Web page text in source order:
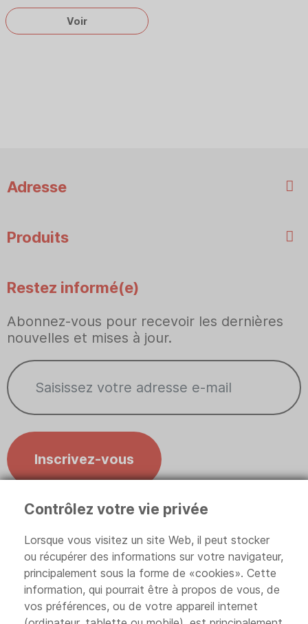
Voir
Adresse
Produits
Restez informé(e)
Abonnez-vous pour recevoir les dernières
nouvelles et mises à jour.
Inscrivez-vous
Politique de confidentialité
Contrôlez votre vie privée
Lorsque vous visitez un site Web, il peut stocker
ou récupérer des informations sur votre navigateur,
principalement sous la forme de «cookies». Cette
information, qui pourrait être à propos de vous, de
vos préférences, ou de votre appareil internet